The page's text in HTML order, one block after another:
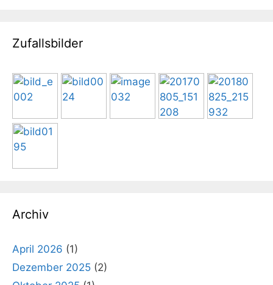
Zufallsbilder
Archiv
April 2026 (1)
Dezember 2025 (2)